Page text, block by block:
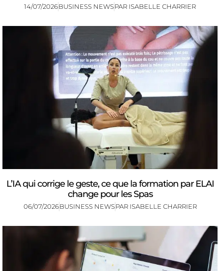
14/07/2026BUSINESS NEWSPAR ISABELLE CHARRIER
L’IA qui corrige le geste, ce que la formation par ELAI
change pour les Spas
06/07/2026BUSINESS NEWSPAR ISABELLE CHARRIER